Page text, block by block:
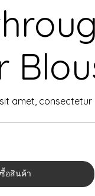
amet, consectetur
อสินค้า